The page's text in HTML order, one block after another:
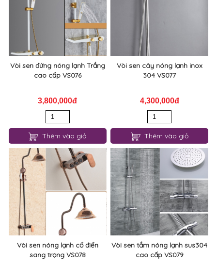
Vòi sen đứng nóng lạnh Trắng
cao cấp VS076
3,800,000đ
Thêm vào giỏ
Vòi sen cây nóng lạnh inox
304 VS077
4,300,000đ
Thêm vào giỏ
Vòi sen nóng lạnh cổ điển
sang trọng VS078
Vòi sen tắm nóng lạnh sus304
cao cấp VS079